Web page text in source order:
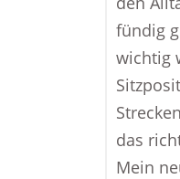
fündig
wichtig
das
Mein